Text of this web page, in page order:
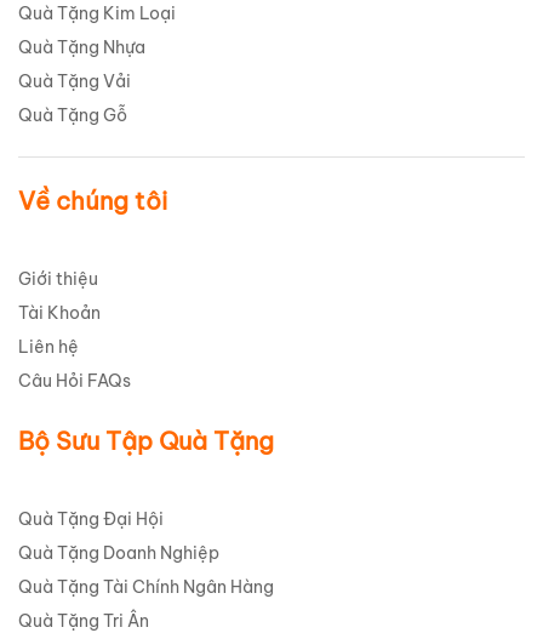
Quà Tặng Kim Loại
Quà Tặng Nhựa
Quà Tặng Vải
Quà Tặng Gỗ
Về chúng tôi
Giới thiệu
Tài Khoản
Liên hệ
Câu Hỏi FAQs
Bộ Sưu Tập Quà Tặng
Quà Tặng Đại Hội
Quà Tặng Doanh Nghiệp
Quà Tặng Tài Chính Ngân Hàng
Quà Tặng Tri Ân